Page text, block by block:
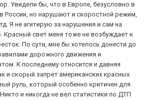
Увидели бы, что в Европе, безусловно в
России, но нарушают и скоростной режим,
Я не агитирую за нарушения и сам на
Красный свет меня тоже не возбуждает к
По сути, мне бы хотелось донести до
дорожного движения и
К последнему относится и давняя
и скорый запрет американских красных
руль, который особенно критичен для
и никогда не вел статистики по ДТП